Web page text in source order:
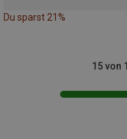
Du sparst 21%
15 von